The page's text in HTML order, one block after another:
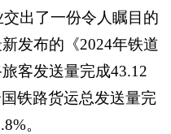
出了一份令人瞩目的
发布的《2024年铁道
客发送量完成43.12
铁路货运总发送量完
。